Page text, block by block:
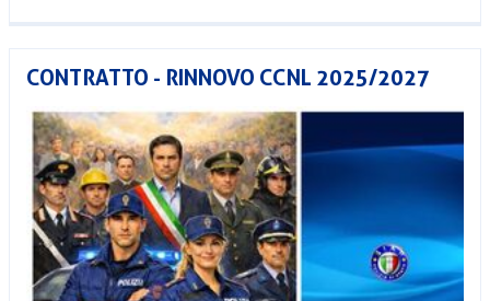
CONTRATTO - RINNOVO CCNL 2025/2027